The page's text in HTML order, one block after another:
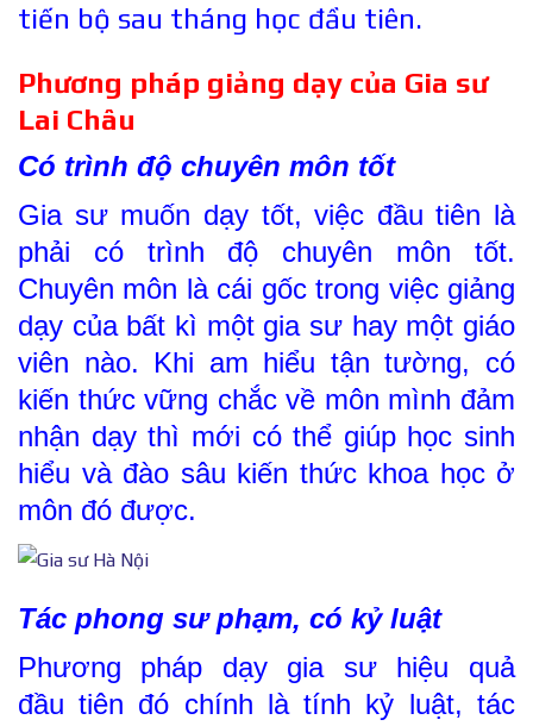
tiến bộ sau tháng học đầu tiên.
Phương pháp giảng dạy của Gia sư
Lai Châu
Có trình độ chuyên môn tốt
Gia sư muốn dạy tốt, việc đầu tiên là
phải có trình độ chuyên môn tốt.
Chuyên môn là cái gốc trong việc giảng
dạy của bất kì một gia sư hay một giáo
viên nào. Khi am hiểu tận tường, có
kiến thức vững chắc về môn mình đảm
nhận dạy thì mới có thể giúp học sinh
hiểu và đào sâu kiến thức khoa học ở
môn đó được.
Tác phong sư phạm, có kỷ luật
Phương pháp dạy gia sư hiệu quả
đầu tiên đó chính là tính kỷ luật, tác